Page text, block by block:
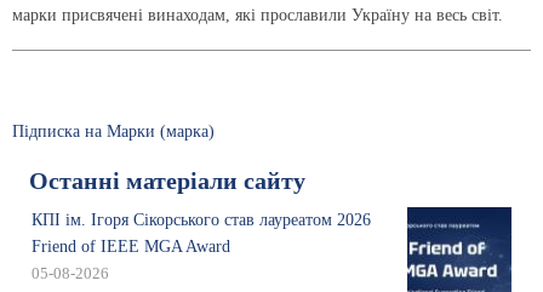
марки присвячені винаходам, які прославили Україну на весь світ.
Підписка на Марки (марка)
Останні матеріали сайту
КПІ ім. Ігоря Сікорського став лауреатом 2026
Friend of IEEE MGA Award
05-08-2026